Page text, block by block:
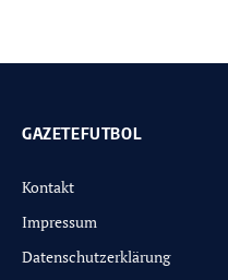
GAZETEFUTBOL
Kontakt
Impressum
Datenschutzerklärung